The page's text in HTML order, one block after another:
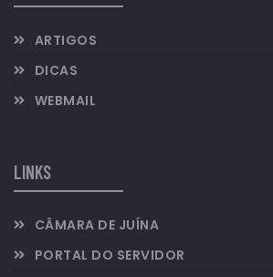
ARTIGOS
DICAS
WEBMAIL
LINKS
CÂMARA DE JUÍNA
PORTAL DO SERVIDOR